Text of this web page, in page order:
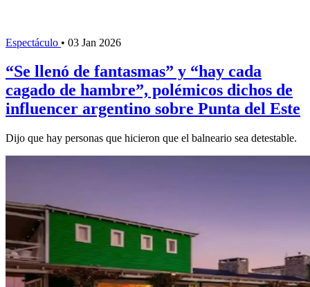
Espectáculo • 03 Jan 2026
“Se llenó de fantasmas” y “hay cada
cagado de hambre”, polémicos dichos de
influencer argentino sobre Punta del Este
Dijo que hay personas que hicieron que el balneario sea detestable.